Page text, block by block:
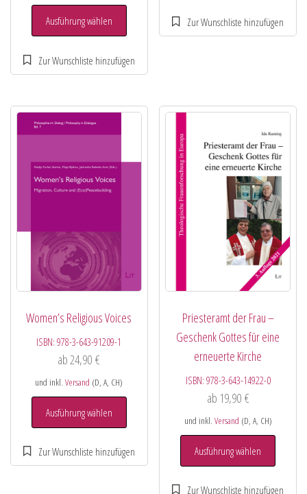
Ausführung wählen
Women’s Religious Voices
ISBN:978-3-643-91209-1
ab24,90€
und inkl.Versand (D, A, CH)
Ausführung wählen
Priesteramt der Frau –
Geschenk Gottes für eine
erneuerte Kirche
ISBN: 978-3-643-14922-0
ab 19,90 €
und inkl. Versand (D, A, CH)
Ausführung wählen